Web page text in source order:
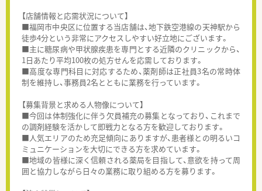
【店舗情報と応需状況について】
■福岡市中央区に位置する当店舗は、地下鉄空港線の天神駅から
徒歩4分という非常にアクセスしやすい好立地にございます。
■主に糖尿病や甲状腺疾患を専門とする近隣のクリニックから、
1日あたり平均100枚の処方せんを応需しております。
■高度な専門科目に対応するため、薬剤師は正社員3名の常時体
制を維持し、事務員2名とともに業務を行っています。
【募集背景と求める人物像について】
■今回は体制強化に伴う欠員補充の募集となっており、これまで
の調剤経験を活かして即戦力となる方を歓迎しております。
■人気エリアのため充足傾向にありますが、患者様との明るいコ
ミュニケーションを大切にできる方を求めています。
■地域の皆様に深く信頼される薬局を目指して、意欲を持って周
囲と協力しながら日々の業務に取り組める方を募ります。